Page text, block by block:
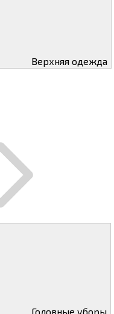
Верхняя одежда
Головные уборы